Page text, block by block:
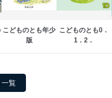
ァイルへのパスワードを
テムの継続的改善
こどものとも年少
版
こどものとも0．
1．2．
一覧